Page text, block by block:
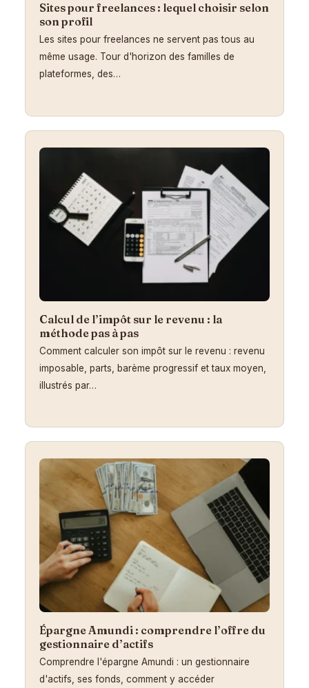
Sites pour freelances : lequel choisir selon
son profil
Les sites pour freelances ne servent pas tous au
même usage. Tour d'horizon des familles de
plateformes, des…
Calcul de l’impôt sur le revenu : la
méthode pas à pas
Comment calculer son impôt sur le revenu : revenu
imposable, parts, barème progressif et taux moyen,
illustrés par…
Épargne Amundi : comprendre l’offre du
gestionnaire d’actifs
Comprendre l'épargne Amundi : un gestionnaire
d'actifs, ses fonds, comment y accéder